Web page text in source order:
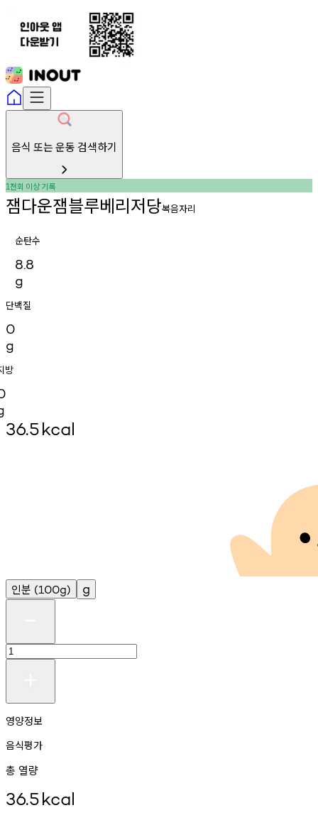
음식 또는 운동 검색하기
1천회 이상기록
잼다운잼블루베리저당복음자리
순탄수
8.8
g
단백질
0
g
방
36.5kcal
인분 (100g) g
영양정보
음식평가
총 열량
36.5kcal